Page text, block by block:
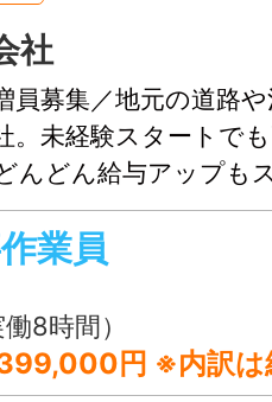
社
員募集／地元の道路
。未経験スタートで
んどん給与アップも
業員
8時間）
円 ※内訳は